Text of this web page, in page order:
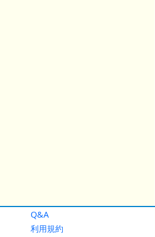
Q&A
利用規約